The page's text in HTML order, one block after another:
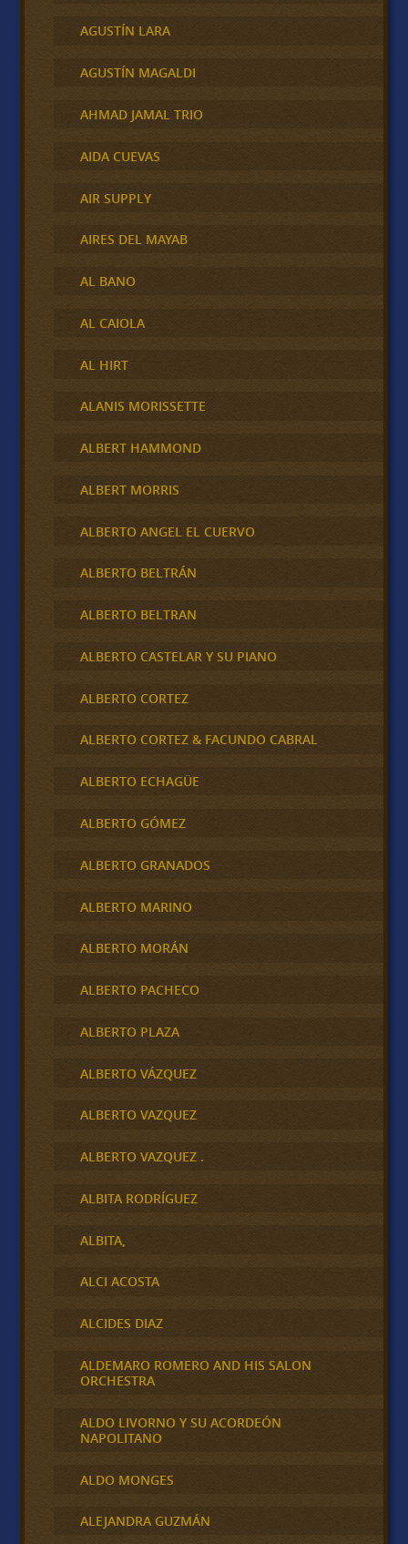
AGUSTÍN LARA
AGUSTÍN MAGALDI
AHMAD JAMAL TRIO
AIDA CUEVAS
AIR SUPPLY
AIRES DEL MAYAB
AL BANO
AL CAIOLA
AL HIRT
ALANIS MORISSETTE
ALBERT HAMMOND
ALBERT MORRIS
ALBERTO ANGEL EL CUERVO
ALBERTO BELTRÁN
ALBERTO BELTRAN
ALBERTO CASTELAR Y SU PIANO
ALBERTO CORTEZ
ALBERTO CORTEZ & FACUNDO CABRAL
ALBERTO ECHAGÜE
ALBERTO GÓMEZ
ALBERTO GRANADOS
ALBERTO MARINO
ALBERTO MORÁN
ALBERTO PACHECO
ALBERTO PLAZA
ALBERTO VÁZQUEZ
ALBERTO VAZQUEZ
ALBERTO VAZQUEZ .
ALBITA RODRÍGUEZ
ALBITA,
ALCI ACOSTA
ALCIDES DIAZ
ALDEMARO ROMERO AND HIS SALON
ORCHESTRA
ALDO LIVORNO Y SU ACORDEÓN
NAPOLITANO
ALDO MONGES
ALEJANDRA GUZMÁN